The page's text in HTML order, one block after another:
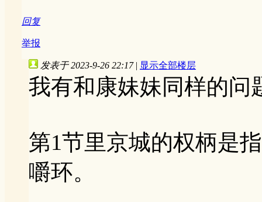
回复
举报
发表于 2023-9-26 22:17 | 显示全部楼层
我有和康妹妹同样的问
第1节里京城的权柄是
嚼环。